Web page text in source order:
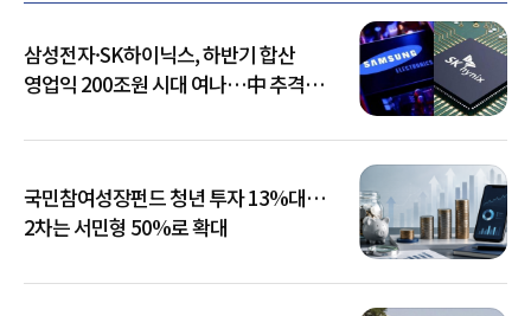
삼성전자·SK하이닉스, 하반기 합산
영업익 200조원 시대 여나…中 추격은
국민참여성장펀드 청년 투자 13%대…
2차는 서민형 50%로 확대